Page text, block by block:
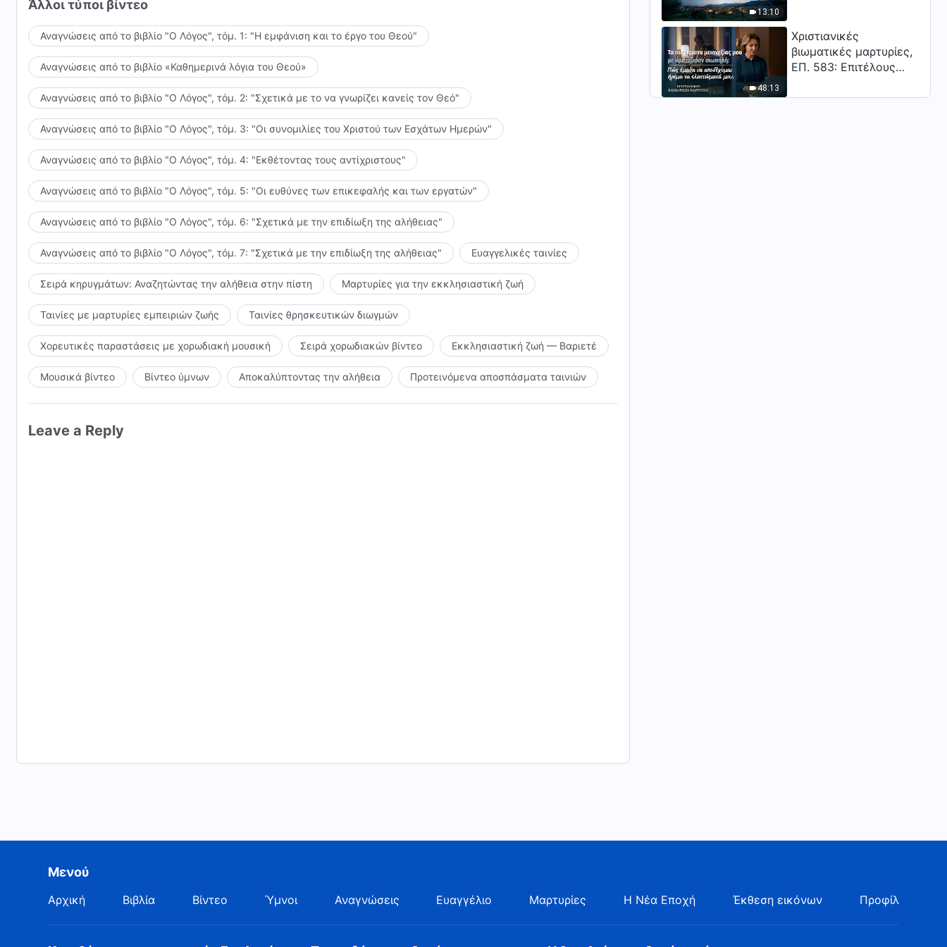
Άλλοι τύποι βίντεο
Αναγνώσεις από το βιβλίο "Ο Λόγος", τόμ. 1: "Η εμφάνιση και το έργο του Θεού"
Αναγνώσεις από το βιβλίο «Καθημερινά λόγια του Θεού»
Αναγνώσεις από το βιβλίο "Ο Λόγος", τόμ. 2: "Σχετικά με το να γνωρίζει κανείς τον Θεό"
Αναγνώσεις από το βιβλίο "Ο Λόγος", τόμ. 3: "Οι συνομιλίες του Χριστού των Εσχάτων Ημερών"
Αναγνώσεις από το βιβλίο "Ο Λόγος", τόμ. 4: "Εκθέτοντας τους αντίχριστους"
Αναγνώσεις από το βιβλίο "Ο Λόγος", τόμ. 5: "Οι ευθύνες των επικεφαλής και των εργατών"
Αναγνώσεις από το βιβλίο "Ο Λόγος", τόμ. 6: "Σχετικά με την επιδίωξη της αλήθειας"
Αναγνώσεις από το βιβλίο "Ο Λόγος", τόμ. 7: "Σχετικά με την επιδίωξη της αλήθειας" Ευαγγελικές ταινίες
Σειρά κηρυγμάτων: Αναζητώντας την αλήθεια στην πίστη Μαρτυρίες για την εκκλησιαστική ζωή
Ταινίες με μαρτυρίες εμπειριών ζωής Ταινίες θρησκευτικών διωγμών
Χορευτικές παραστάσεις με χορωδιακή μουσική Σειρά χορωδιακών βίντεο Εκκλησιαστική ζωή — Βαριετέ
Μουσικά βίντεο Βίντεο ύμνων Αποκαλύπτοντας την αλήθεια Προτεινόμενα αποσπάσματα ταινιών
Leave a Reply
13:10
48:13
Χριστιανικές
βιωματικές μαρτυρίες,
ΕΠ. 583: Επιτέλους
κατωτερότητας
Μενού
Αρχική Βιβλία Βίντεο Ύμνοι Αναγνώσεις Ευαγγέλιο Μαρτυρίες Η Νέα Εποχή Έκθεση εικόνων Προφίλ